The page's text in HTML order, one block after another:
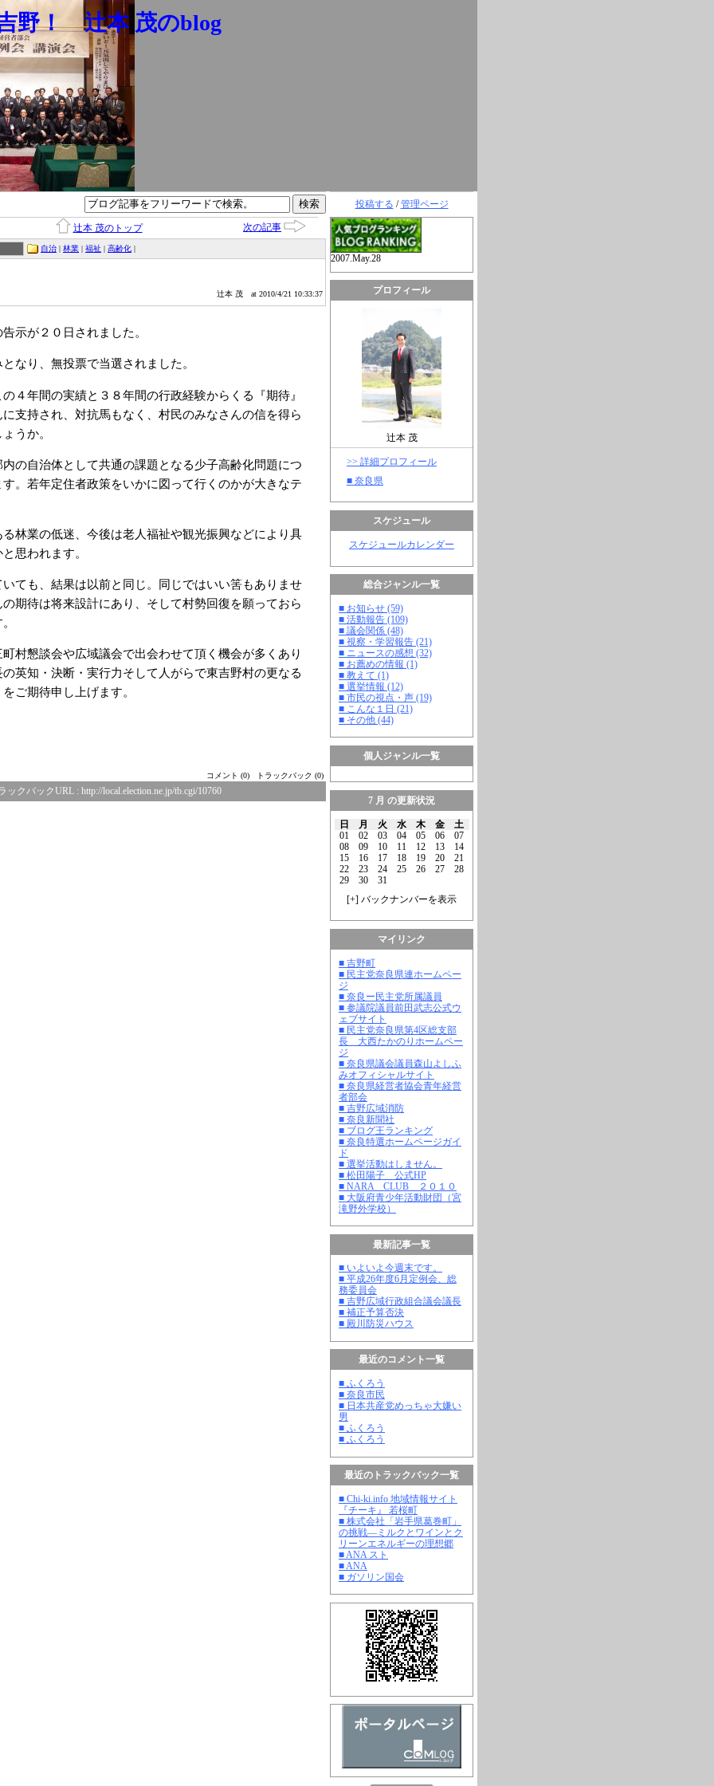
野！ 辻本 茂のblog
投稿する /管理ページ
2007.May.28
プロフィール
辻本 茂
>> 詳細プロフィール
■ 奈良県
スケジュール
スケジュールカレンダー
総合ジャンル一覧
■ お知らせ (59)
■ 活動報告 (109)
■ 議会関係 (48)
■ 視察・学習報告 (21)
■ ニュースの感想 (32)
■ お薦めの情報 (1)
■ 教えて (1)
■ 選挙情報 (12)
■ 市民の視点・声 (19)
■ こんな１日 (21)
■ その他 (44)
個人ジャンル一覧
7 月 の更新状況
日 月 火 水 木 金
土
01
02 03 04 05 06
07
08
09 10 11 12 13
14
15
16 17 18 19 20
21
22
23 24 25 26 27
28
29
30
31
[+] バックナンバーを表示
マイリンク
■ 吉野町
■ 民主党奈良県連ホームペー
ジ
■ 奈良ー民主党所属議員
■ 参議院議員前田武志公式ウ
ェブサイト
■ 民主党奈良県第4区総支部
長 大西たかのりホームペー
ジ
■ 奈良県議会議員森山よしふ
みオフィシャルサイト
■ 奈良県経営者協会青年経営
者部会
■ 吉野広域消防
■ 奈良新聞社
■ ブログ王ランキング
■ 奈良特選ホームページガイ
ド
■ 選挙活動はしません。
■ 松田陽子 公式HP
■ NARA CLUB ２０１０
■ 大阪府青少年活動財団（宮
滝野外学校）
最新記事一覧
■ いよいよ今週末です。
■ 平成26年度6月定例会、総
務委員会
■ 吉野広域行政組合議会議長
■ 補正予算否決
■ 殿川防災ハウス
最近のコメント一覧
■ ふくろう
■ 奈良市民
■ 日本共産党めっちゃ大嫌い
男
■ ふくろう
■ ふくろう
最近のトラックバック一覧
■ Chi-ki.info 地域情報サイト
『チーキ』 若桜町
■ 株式会社「岩手県葛巻町」
の挑戦―ミルクとワインとク
リーンエネルギーの理想郷
■ ANA スト
■ ANA
■ ガソリン国会
辻本 茂のトップ
次の記事
自治 | 林業 | 福祉 | 高齢化 |
辻本 茂 at 2010/4/21 10:33:37
示が２０日されました。
なり、無投票で当選されました。
４年間の実績と３８年間の行政経験からくる『期待』
支持され、対抗馬もなく、村民のみなさんの信を得ら
うか。
内の自治体として共通の課題となる少子高齢化問題につ
。若年定住者政策をいかに図って行くのかが大きなテ
林業の低迷、今後は老人福祉や観光振興などにより具
思われます。
ても、結果は以前と同じ。同じではいい筈もありませ
期待は将来設計にあり、そして村勢回復を願っておら
村懇談会や広域議会で出会わせて頂く機会が多くあり
英知・決断・実行力そして人がらで東吉野村の更なる
ご期待申し上げます。
コメント (0) トラックバック (0)
ックバックURL : http://local.election.ne.jp/tb.cgi/10760